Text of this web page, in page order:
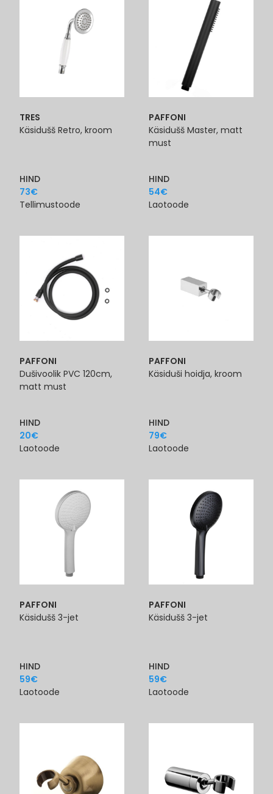
TRES
Käsidušš Retro, kroom
HIND
73€
Tellimustoode
PAFFONI
Käsidušš Master, matt
must
HIND
54€
Laotoode
PAFFONI
Dušivoolik PVC 120cm,
matt must
HIND
20€
Laotoode
PAFFONI
Käsiduši hoidja, kroom
HIND
79€
Laotoode
PAFFONI
Käsidušš 3-jet
HIND
59€
Laotoode
PAFFONI
Käsidušš 3-jet
HIND
59€
Laotoode